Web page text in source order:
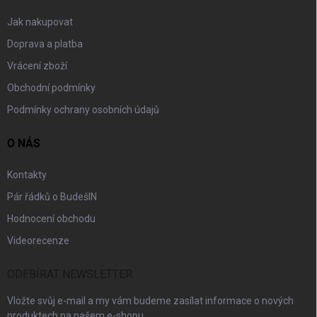
Jak nakupovat
Doprava a platba
Vrácení zboží
Obchodní podmínky
Podmínky ochrany osobních údajů
O NÁS
Kontakty
Pár řádků o BudešIN
Hodnocení obchodu
Videorecenze
Vložte svůj e-mail a my vám budeme zasílat informace o nových